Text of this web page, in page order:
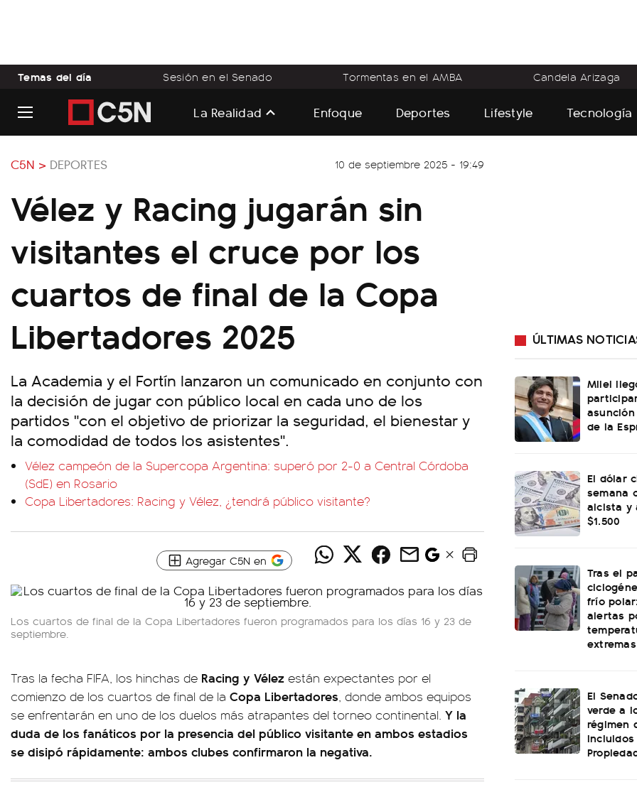
Temas del día Sesión en el Senado Tormentas en el AMBA Candela Arizaga
La Realidad Enfoque Deportes Lifestyle Tecnología
C5N > DEPORTES 10 de septiembre 2025 - 19:49
Vélez y Racing jugarán sin
visitantes el cruce por los
cuartos de final de la Copa
Libertadores 2025
La Academia y el Fortín lanzaron un comunicado en conjunto con
la decisión de jugar con público local en cada uno de los
partidos "con el objetivo de priorizar la seguridad, el bienestar y
la comodidad de todos los asistentes".
Vélez campeón de la Supercopa Argentina: superó por 2-0 a Central Córdoba
(SdE) en Rosario
Copa Libertadores: Racing y Vélez, ¿tendrá público visitante?
Agregar C5N en
Los cuartos de final de la Copa Libertadores fueron programados para los días 16 y 23 de
septiembre.
Tras la fecha FIFA, los hinchas de Racing y Vélez están expectantes por el
comienzo de los cuartos de final de la Copa Libertadores, donde ambos equipos
se enfrentarán en uno de los duelos más atrapantes del torneo continental. Y la
duda de los fanáticos por la presencia del público visitante en ambos estadios
se disipó rápidamente: ambos clubes confirmaron la negativa.
ÚLTIMAS
Milei
de la
El dólar
semana
alcista y
$1.500
Tras el
frío
alertas
El
verde a
régimen